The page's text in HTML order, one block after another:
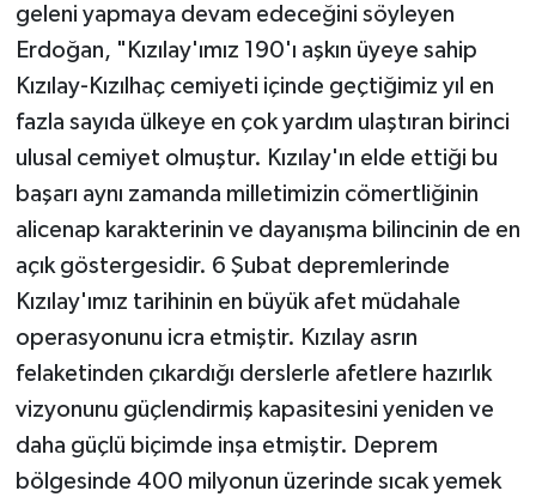
geleni yapmaya devam edeceğini söyleyen
Erdoğan, "Kızılay'ımız 190'ı aşkın üyeye sahip
Kızılay-Kızılhaç cemiyeti içinde geçtiğimiz yıl en
fazla sayıda ülkeye en çok yardım ulaştıran birinci
ulusal cemiyet olmuştur. Kızılay'ın elde ettiği bu
başarı aynı zamanda milletimizin cömertliğinin
alicenap karakterinin ve dayanışma bilincinin de en
açık göstergesidir. 6 Şubat depremlerinde
Kızılay'ımız tarihinin en büyük afet müdahale
operasyonunu icra etmiştir. Kızılay asrın
felaketinden çıkardığı derslerle afetlere hazırlık
vizyonunu güçlendirmiş kapasitesini yeniden ve
daha güçlü biçimde inşa etmiştir. Deprem
bölgesinde 400 milyonun üzerinde sıcak yemek